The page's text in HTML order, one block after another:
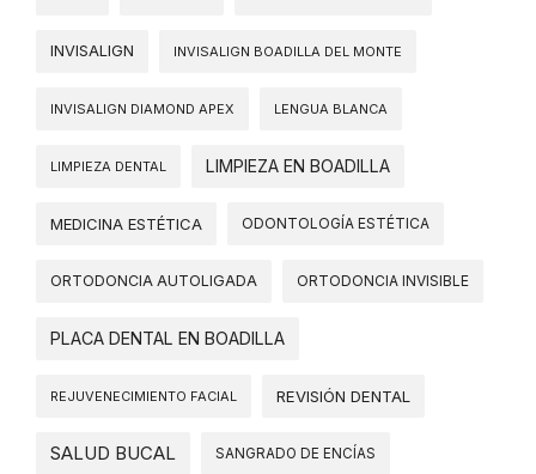
INVISALIGN INVISALIGN BOADILLA DEL MONTE
INVISALIGN DIAMOND APEX LENGUA BLANCA
LIMPIEZA DENTAL LIMPIEZA EN BOADILLA
MEDICINA ESTÉTICA ODONTOLOGÍA ESTÉTICA
ORTODONCIA AUTOLIGADA ORTODONCIA INVISIBLE
PLACA DENTAL EN BOADILLA
REJUVENECIMIENTO FACIAL REVISIÓN DENTAL
SALUD BUCAL SANGRADO DE ENCÍAS